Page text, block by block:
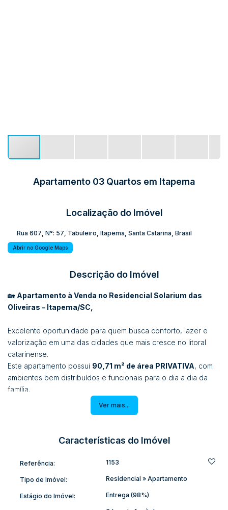
Apartamento 03 Quartos em Itapema
Localização do Imóvel
Rua 607, N°: 57, Tabuleiro, Itapema, Santa Catarina, Brasil
Abrir no Google Maps
Descrição do Imóvel
🏡 Apartamento à Venda no Residencial Solarium das
Oliveiras – Itapema/SC,
Excelente oportunidade para quem busca conforto, lazer e
valorização em uma das cidades que mais cresce no litoral
catarinense.
Este apartamento possui 90,71 m² de área PRIVATIVA, com
ambientes bem distribuídos e funcionais para o dia a dia da
família.
Características do imóvel:
• 01 suíte + 02 dormitórios
• Banheiro social
• Sacada diferenciada com churrasqueira (aprox. 45m² de
sacada)
• 01 vaga de garagem (Super Espaçosa, cabe uma Dodge
Ver mais...
Características do Imóvel
Referência: 1153
Tipo de Imóvel: Residencial » Apartamento
Estágio do Imóvel: Entrega (98%)